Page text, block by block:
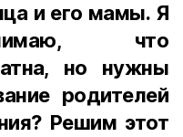
и его мамы. Я
что
но нужны
родителей
Решим этот